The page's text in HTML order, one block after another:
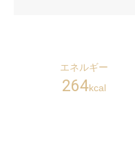
エネルギー
264kcal